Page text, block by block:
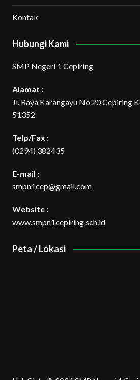
Kontak
Hubungi Kami
SMP Negeri 1 Cepiring
Alamat :
Jl. Raya Karangayu No 20 Cepiring
51352
Telp/Fax :
(0294) 382435
E-mail :
smpn1cep@gmail.com
Website :
www.smpn1cepiring.sch.id
Peta / Lokasi